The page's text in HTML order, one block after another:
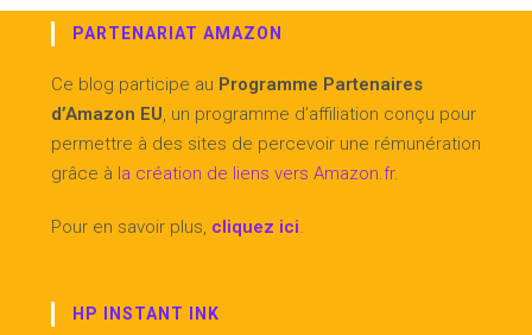
PARTENARIAT AMAZON
Ce blog participe au Programme Partenaires
d’Amazon EU, un programme d’affiliation conçu pour
permettre à des sites de percevoir une rémunération
grâce à la création de liens vers Amazon.fr.
Pour en savoir plus, cliquez ici.
HP INSTANT INK